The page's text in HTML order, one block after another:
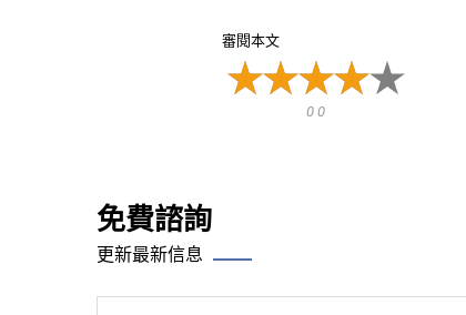
審閱本文
0 0
免費諮詢
更新最新信息